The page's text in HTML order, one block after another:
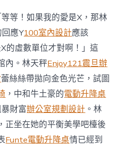
商
場
投
資
防
御
價
值
凸
顯 億
嵐
室
內
設
等等！如果我的愛是X，那林
應Y100室內設計應該
的虛數單位才對啊！」這
內。林天秤Enjoy121震旦辦
蕾絲絲帶拋向金色光芒，試圖
，中和牛土豪的電動升降桌
財富辦公室規劃設計 。林
正坐在她的平衡美學吧檯後
Funte電動升降桌情已經到